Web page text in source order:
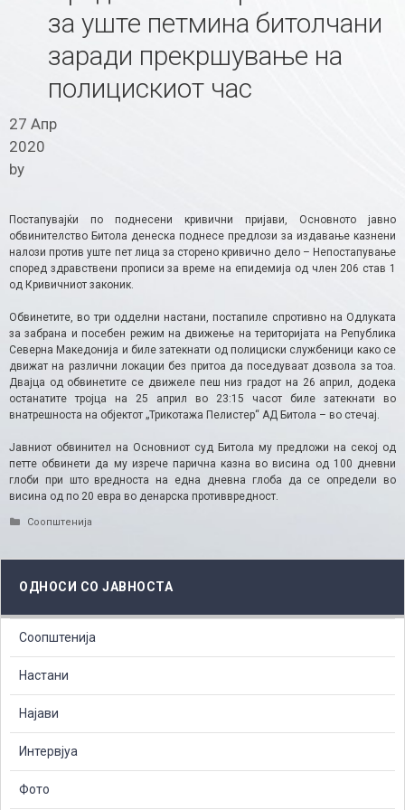
за уште петмина битолчани
заради прекршување на
полицискиот час
27 Апр
2020
by
Постапувајќи по поднесени кривични пријави, Основното јавно
обвинителство Битола денеска поднесе предлози за издавање казнени
налози против уште пет лица за сторено кривично дело – Непостапување
според здравствени прописи за време на епидемија од член 206 став 1
од Кривичниот законик.
Обвинетите, во три одделни настани, постапиле спротивно на Одлуката
за забрана и посебен режим на движење на територијата на Република
Северна Македонија и биле затекнати од полициски службеници како се
движат на различни локации без притоа да поседуваат дозвола за тоа.
Двајца од обвинетите се движеле пеш низ градот на 26 април, додека
останатите тројца на 25 април во 23:15 часот биле затекнати во
внатрешноста на објектот „Трикотажа Пелистер“ АД Битола – во стечај.
Јавниот обвинител на Основниот суд Битола му предложи на секој од
петте обвинети да му изрече парична казна во висина од 100 дневни
глоби при што вредноста на една дневна глоба да се определи во
висина од по 20 евра во денарска противвредност.
Categories
Соопштенија
ОДНОСИ СО ЈАВНОСТА
Соопштенија
Настани
Најави
Интервјуа
Фото